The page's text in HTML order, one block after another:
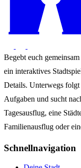
Begebt euch
ein interaktives
Details. Unterwegs folgt
Aufgaben und sucht
Tagesausflug, eine
Familienausflug oder
Schnellnavigation